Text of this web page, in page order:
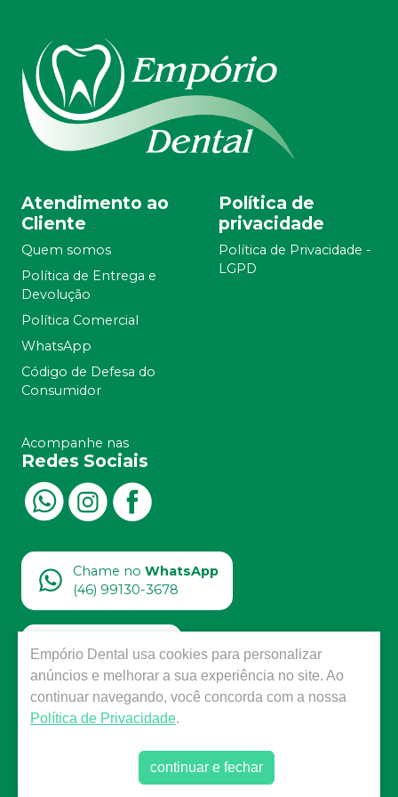
Atendimento ao
Cliente
Quem somos
Política de Entrega e
Devolução
Política Comercial
WhatsApp
Código de Defesa do
Consumidor
Política de
privacidade
Política de Privacidade -
LGPD
Acompanhe nas
Redes Sociais
Chame no WhatsApp
(46) 99130-3678
(46) 3225-3678
emporiodentalpedidos@gmail.com
Av. Brasil, 1417 Pato Branco - PR
Empório Dental usa cookies para personalizar
anúncios e melhorar a sua experiência no site. Ao
continuar navegando, você concorda com a nossa
Política de Privacidade.
continuar e fechar